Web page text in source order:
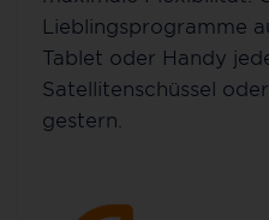
Lieblingsprogramme
Tablet oder Handy
Satellitenschüssel
gestern.